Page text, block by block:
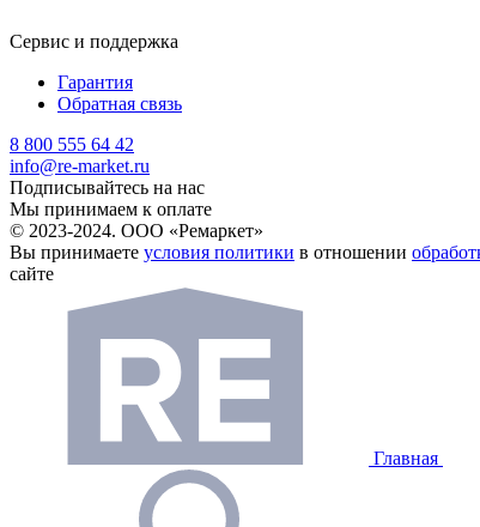
Сервис и поддержка
Гарантия
Обратная связь
8 800 555 64 42
info@re-market.ru
Подписывайтесь на нас
Мы принимаем к оплате
© 2023-2024. ООО «Ремаркет»
Вы принимаете условия политики в отношении
сайте
Главная